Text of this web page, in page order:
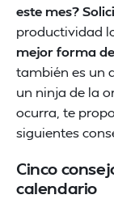
este mes?
productividad
mejor forma
también es un
un ninja de la
ocurra, te
siguientes
Cinco
calendario